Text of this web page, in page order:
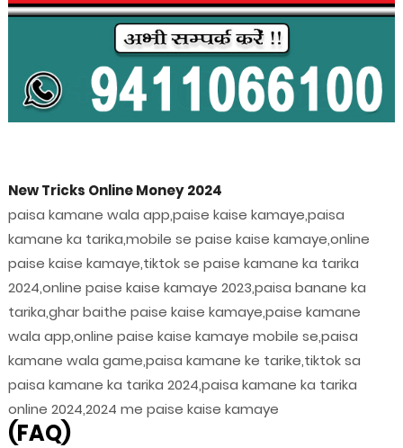
New Tricks Online Money 2024
paisa kamane wala app,paise kaise kamaye,paisa
kamane ka tarika,mobile se paise kaise kamaye,online
paise kaise kamaye,tiktok se paise kamane ka tarika
2024,online paise kaise kamaye 2023,paisa banane ka
tarika,ghar baithe paise kaise kamaye,paise kamane
wala app,online paise kaise kamaye mobile se,paisa
kamane wala game,paisa kamane ke tarike,tiktok sa
paisa kamane ka tarika 2024,paisa kamane ka tarika
online 2024,2024 me paise kaise kamaye
(FAQ)